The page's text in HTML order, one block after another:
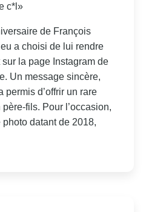
c*l»
de François
a choisi de lui rendre
la page Instagram de
Un message sincère,
permis d’offrir un rare
fils. Pour l’occasion,
datant de 2018,